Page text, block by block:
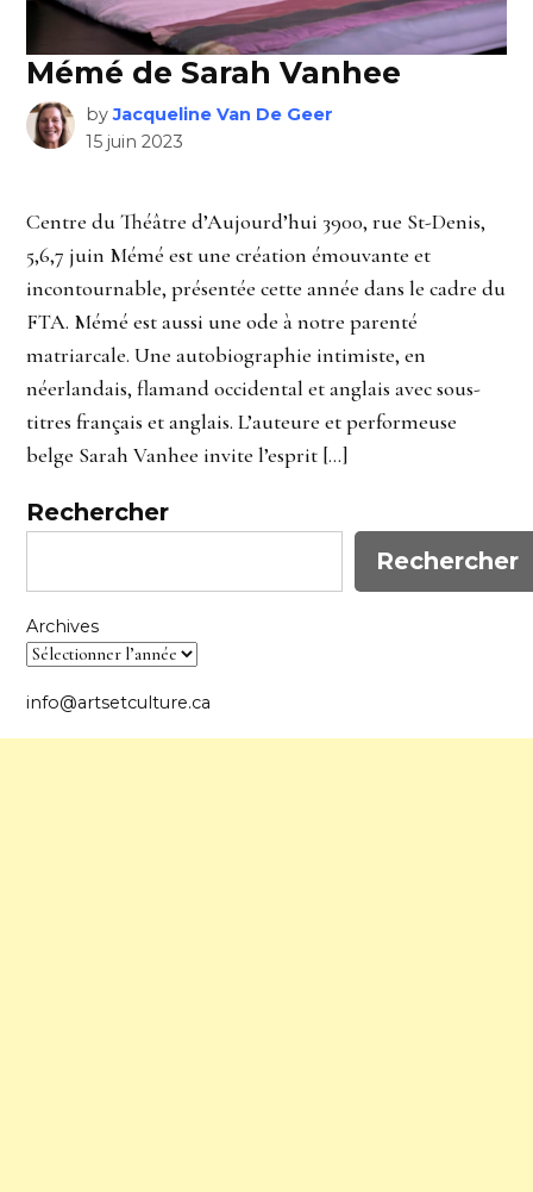
Mémé de Sarah Vanhee
by Jacqueline Van De Geer
15 juin 2023
Centre du Théâtre d’Aujourd’hui 3900, rue St-Denis,
5,6,7 juin Mémé est une création émouvante et
incontournable, présentée cette année dans le cadre du
FTA. Mémé est aussi une ode à notre parenté
matriarcale. Une autobiographie intimiste, en
néerlandais, flamand occidental et anglais avec sous-
titres français et anglais. L’auteure et performeuse
belge Sarah Vanhee invite l’esprit […]
Rechercher
Rechercher
Archives
info@artsetculture.ca